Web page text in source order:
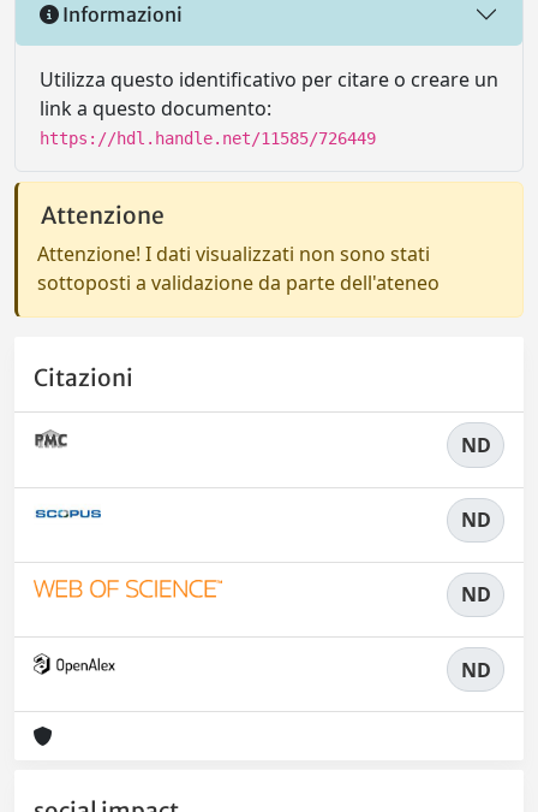
Informazioni
Utilizza questo identificativo per citare o creare un
link a questo documento:
https://hdl.handle.net/11585/726449
Attenzione
Attenzione! I dati visualizzati non sono stati
sottoposti a validazione da parte dell'ateneo
Citazioni
ND
ND
ND
ND